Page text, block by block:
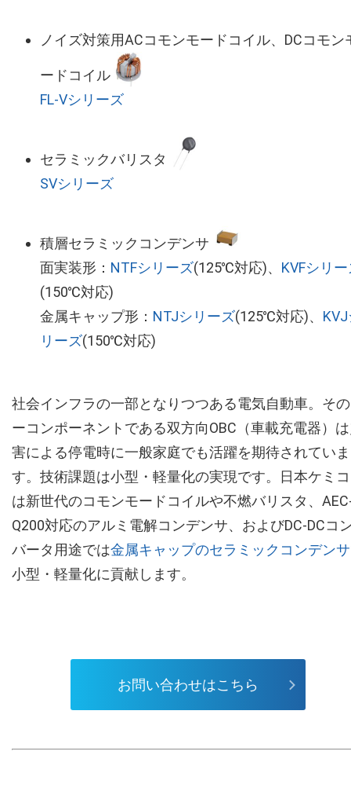
ノイズ対策用ACコモンモードコイル、DCコモン
ードコイル
FL-Vシリーズ
セラミックバリスタ
SVシリーズ
積層セラミックコンデンサ
面実装形： NTFシリーズ(125℃対応)、 KVFシリ
(150℃対応)
金属キャップ形： NTJシリーズ(125℃対応)、
リーズ(150℃対応)
社会インフラの一部となりつつある電気自動車。そ
ーコンポーネントである双方向OBC（車載充電器）
害による停電時に一般家庭でも活躍を期待されていま
す。技術課題は小型・軽量化の実現です。日本ケミ
は新世代のコモンモードコイルや不燃バリスタ、
Q200対応のアルミ電解コンデンサ、およびDC-DCコ
バータ用途では金属キャップのセラミックコンデンサ
小型・軽量化に貢献します。
お問い合わせはこちら